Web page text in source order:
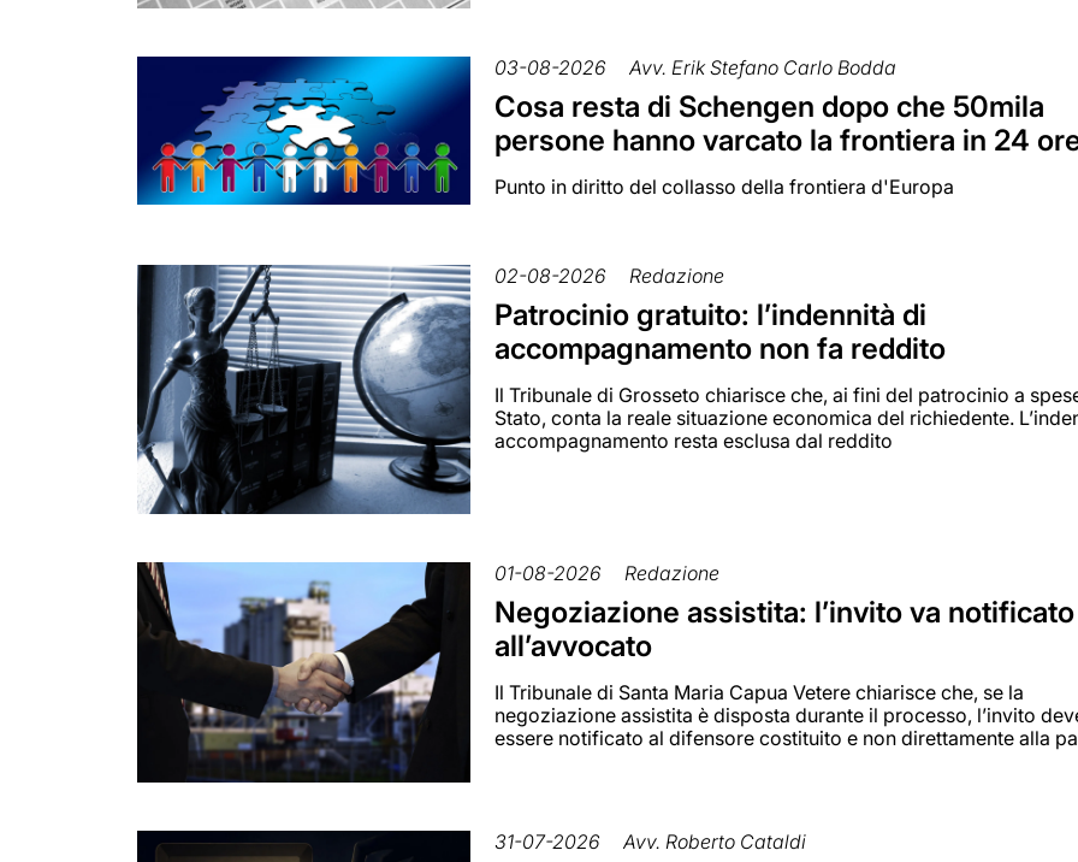
03-08-2026 Avv. Erik Stefano Carlo Bodda
Cosa resta di Schengen dopo che 50mila
persone hanno varcato la frontiera in 24
Punto in diritto del collasso della frontiera d'Europa
02-08-2026 Redazione
Patrocinio gratuito: l’indennità di
accompagnamento non fa reddito
Il Tribunale di Grosseto chiarisce che, ai fini del patrocinio a
Stato, conta la reale situazione economica del richiedente.
accompagnamento resta esclusa dal reddito
01-08-2026 Redazione
Negoziazione assistita: l’invito va notificato
all’avvocato
Il Tribunale di Santa Maria Capua Vetere chiarisce che, se la
negoziazione assistita è disposta durante il processo, l’invito
essere notificato al difensore costituito e non direttamente alla
31-07-2026 Avv. Roberto Cataldi